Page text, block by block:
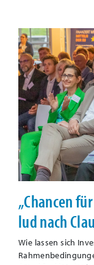
„Chancen
lud nach
Wie lassen sich